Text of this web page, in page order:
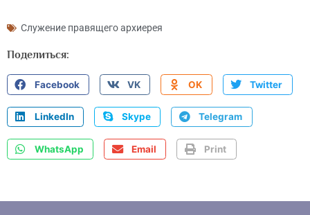
Служение правящего архиерея
Поделиться:
Facebook VK OK Twitter
LinkedIn Skype Telegram
WhatsApp Email Print